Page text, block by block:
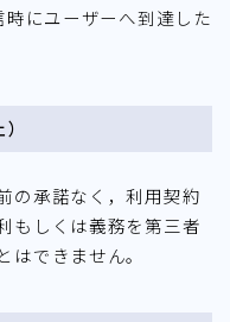
にユーザーへ到達した
の承諾なく，利用契約
もしくは義務を第三者
できません。